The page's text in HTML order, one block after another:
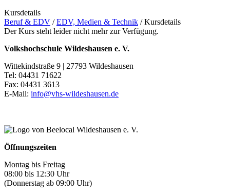
Kursdetails
Beruf & EDV /EDV, Medien & Technik /Kursdetails
Der Kurs steht leider nicht mehr zur Verfügung.
Volkshochschule Wildeshausen e. V.
Wittekindstraße 9 | 27793 Wildeshausen
Tel: 04431 71622
Fax: 04431 3613
E-Mail: info@vhs-wildeshausen.de
Öffnungszeiten
Montag bis Freitag
08:00 bis 12:30 Uhr
(Donnerstag ab 09:00 Uhr)